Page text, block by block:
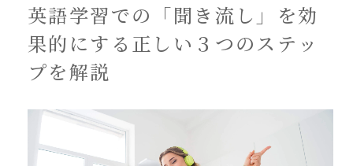
英語学習での「聞き流し」を効
果的にする正しい３つのステッ
プを解説